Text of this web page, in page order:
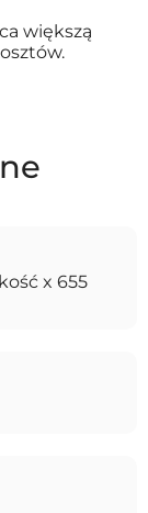
większą
x 655